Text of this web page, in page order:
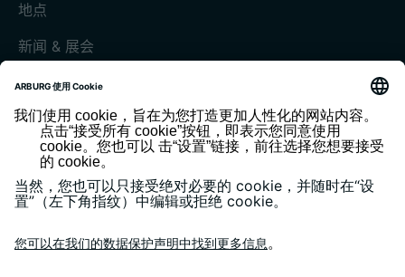
地点
新闻 & 展会
展会和活动
媒体中心
客户杂志《today》
隐私政策